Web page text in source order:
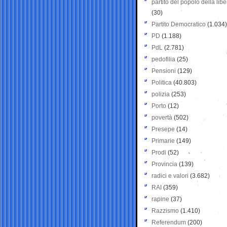
partito del popolo della
(30)
Partito Democratico (1.034)
PD (1.188)
PdL (2.781)
pedofilia (25)
Pensioni (129)
Politica (40.803)
polizia (253)
Porto (12)
povertà (502)
Presepe (14)
Primarie (149)
Prodi (52)
Provincia (139)
radici e valori (3.682)
RAI (359)
rapine (37)
Razzismo (1.410)
Referendum (200)